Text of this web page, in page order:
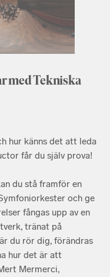
med Tekniska
hur känns det att leda
får du själv prova!
du stå framför en
och ge
fångas upp av en
tränat på
du rör dig, förändras
hur det är att
Mermerci,